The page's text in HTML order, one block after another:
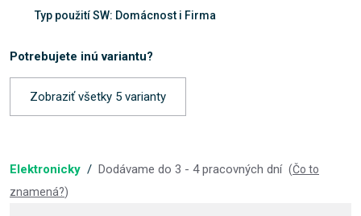
Typ použití SW: Domácnost i Firma
Potrebujete inú variantu?
Zobraziť všetky 5 varianty
Elektronicky / Dodávame do 3 - 4 pracovných dní (Čo to
znamená?)